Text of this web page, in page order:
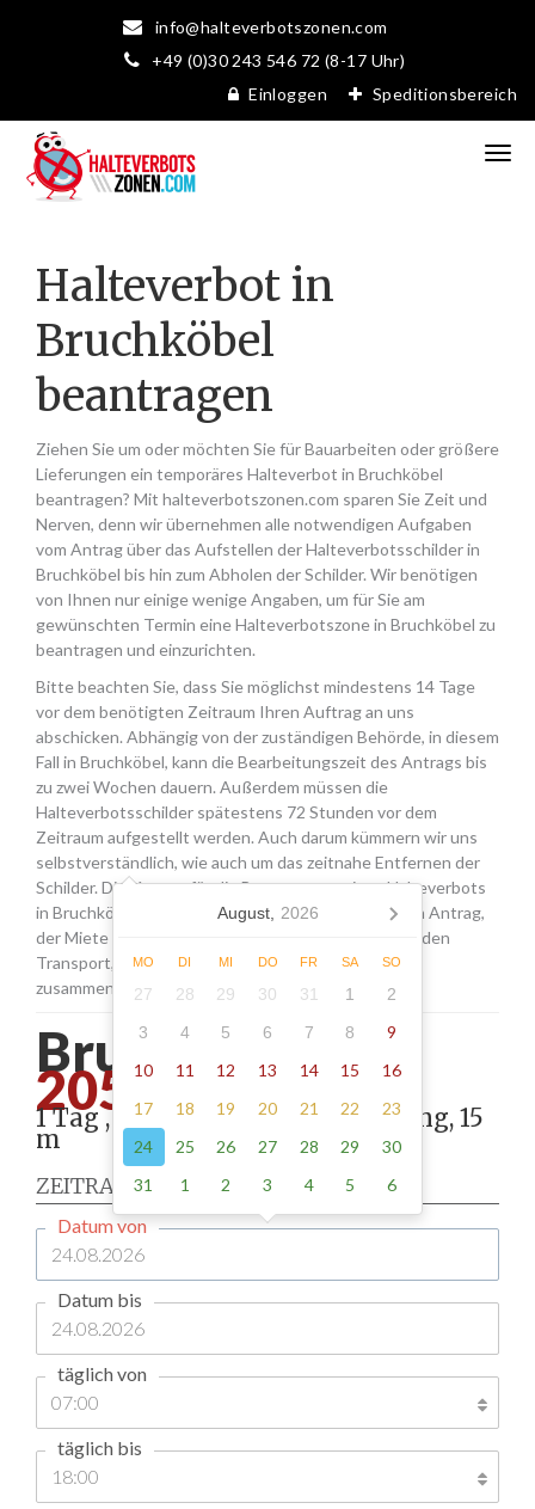
info@halteverbotszonen.com
+49 (0)30 243 546 72 (8-17 Uhr)
Einloggen
Speditionsbereich
Halteverbot in
Bruchköbel
beantragen
Ziehen Sie um oder möchten Sie für Bauarbeiten oder größere
Lieferungen ein temporäres Halteverbot in Bruchköbel
beantragen? Mit halteverbotszonen.com sparen Sie Zeit und
Nerven, denn wir übernehmen alle notwendigen Aufgaben
vom Antrag über das Aufstellen der Halteverbotsschilder in
Bruchköbel bis hin zum Abholen der Schilder. Wir benötigen
von Ihnen nur einige wenige Angaben, um für Sie am
gewünschten Termin eine Halteverbotszone in Bruchköbel zu
beantragen und einzurichten.
Bitte beachten Sie, dass Sie möglichst mindestens 14 Tage
vor dem benötigten Zeitraum Ihren Auftrag an uns
abschicken. Abhängig von der zuständigen Behörde, in diesem
Fall in Bruchköbel, kann die Bearbeitungszeit des Antrags bis
zu zwei Wochen dauern. Außerdem müssen die
Halteverbotsschilder spätestens 72 Stunden vor dem
Zeitraum aufgestellt werden. Auch darum kümmern wir uns
selbstverständlich, wie auch um das zeitnahe Entfernen der
Schilder. Die Kosten für die Beantragung eines Halteverbots
in Bruchköbel setzen sich aus den Gebühren für den Antrag,
der Miete für die Schilder sowie einer Pauschale für den
Transport, das Aufstellen und Abholen der Schilder
zusammen.
Bruchköbel -
205.00
1 Tag , Stellung gemäß Anordnung, 15
m
ZEITRAUM
Datum von
Datum bis
täglich von
täglich bis
August, 2026
MO DI MI DO FR SA SO
27 28 29 30 31 1
2
3
4 5 6 7 8
9
10
11 12 13 14 15
16
17
18 19 20 21 22
23
24
25 26 27 28 29
30
31
1 2 3 4 5 6